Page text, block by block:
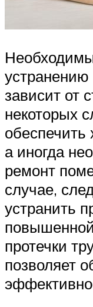
зависит от
некоторых
а иногда
ремонт
случае,
устранить
протечки
позволяет